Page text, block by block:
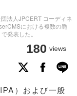
法人JPCERT コーディネ
における複数の脆
発表した。
180 views
）および一般